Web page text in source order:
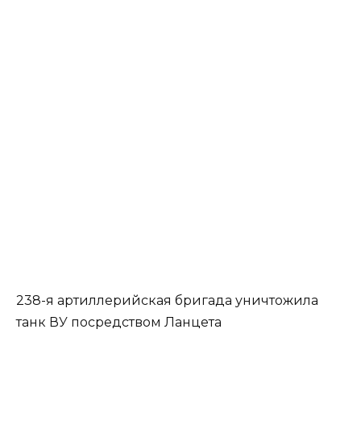
238-я артиллерийская бригада уничтожила
танк ВУ посредством Ланцета